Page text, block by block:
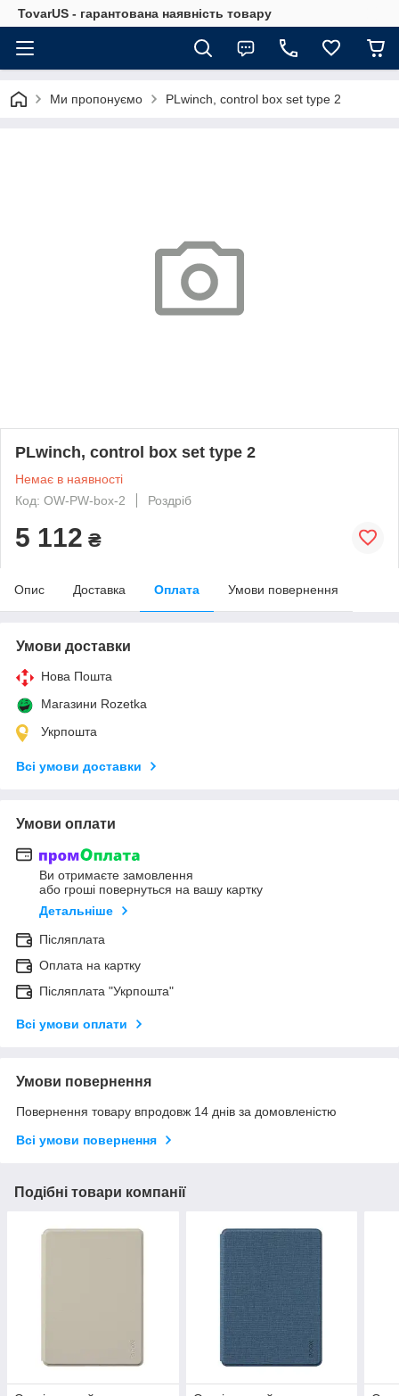
TovarUS - гарантована наявність товару
Ми пропонуємо PLwinch, control box set type 2
PLwinch, control box set type 2
Немає в наявності
Код: OW-PW-box-2
Роздріб
5 112 ₴
Опис Доставка Оплата Умови повернення
Умови доставки
Нова Пошта
Магазини Rozetka
Укрпошта
Всі умови доставки
Умови оплати
Ви отримаєте замовлення
або гроші повернуться на вашу картку
Детальніше
Післяплата
Оплата на картку
Післяплата "Укрпошта"
Всі умови оплати
Умови повернення
Повернення товару впродовж 14 днів за домовленістю
Всі умови повернення
Подібні товари компанії